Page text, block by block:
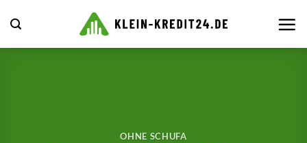
Inhalt
springen
OHNE SCHUFA